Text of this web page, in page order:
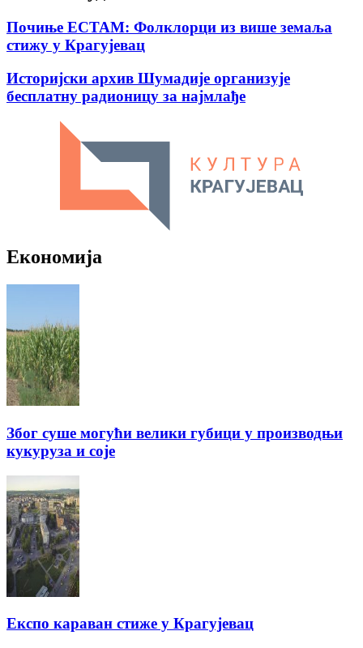
Почиње ЕСТАМ: Фолклорци из више земаља
стижу у Крагујевац
Историјски архив Шумадије организује
бесплатну радионицу за најмлађе
Економија
Због суше могући велики губици у производњи
кукуруза и соје
Експо караван стиже у Крагујевац